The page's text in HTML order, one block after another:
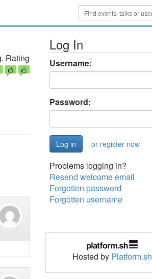
Rating
Log In
Username:
Password:
or register now
Problems logging in?
Resend welcome email
Forgotten password
Forgotten username
Hosted by Platform.sh